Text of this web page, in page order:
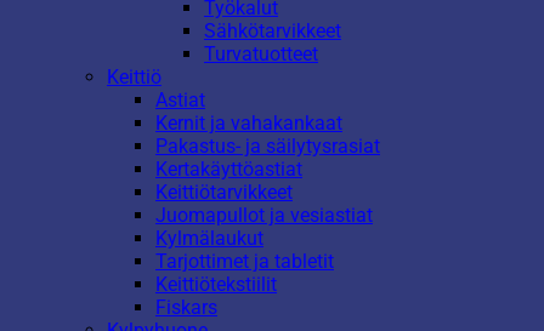
Työkalut
Sähkötarvikkeet
Turvatuotteet
Keittiö
Astiat
Kernit ja vahakankaat
Pakastus- ja säilytysrasiat
Kertakäyttöastiat
Keittiötarvikkeet
Juomapullot ja vesiastiat
Kylmälaukut
Tarjottimet ja tabletit
Keittiötekstiilit
Fiskars